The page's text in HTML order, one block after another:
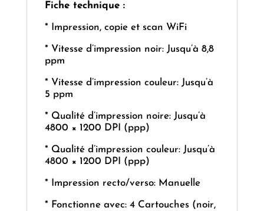
Fiche technique :
* Impression, copie et scan WiFi
* Vitesse d’impression noir: Jusqu’à 8,8
ppm
* Vitesse d’impression couleur: Jusqu’à
5 ppm
* Qualité d’impression noire: Jusqu’à
4800 × 1200 DPI (ppp)
* Qualité d’impression couleur: Jusqu’à
4800 × 1200 DPI (ppp)
* Impression recto/verso: Manuelle
* Fonctionne avec: 4 Cartouches (noir,